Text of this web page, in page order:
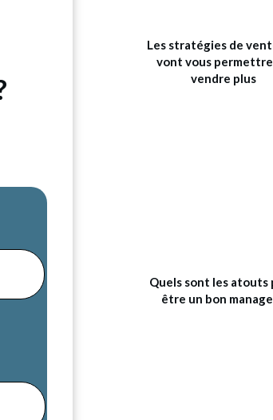
Les stratégies de
vont vous
vendre plus
Quels sont les atouts
être un bon